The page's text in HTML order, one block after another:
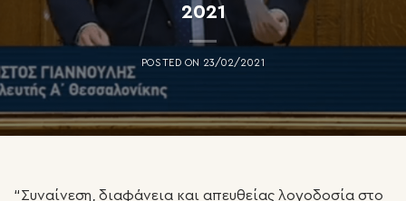
2021
POSTED ON 23/02/2021
“Συναίνεση, διαφάνεια και απευθείας λογοδοσία στο